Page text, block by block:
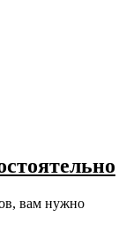
вам нужно